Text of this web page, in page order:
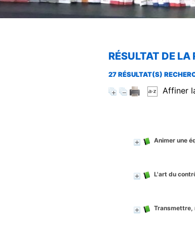
RÉSULTAT DE LA
27 RÉSULTAT(S)
Affiner
Animer une
L'art du
Transmettre,